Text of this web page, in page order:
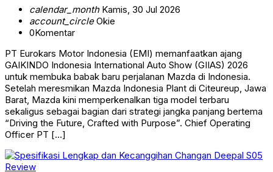
calendar_monthKamis, 30 Jul 2026
account_circleOkie
0Komentar
PT Eurokars Motor Indonesia (EMI) memanfaatkan ajang
GAIKINDO Indonesia International Auto Show (GIIAS) 2026
untuk membuka babak baru perjalanan Mazda di Indonesia.
Setelah meresmikan Mazda Indonesia Plant di Citeureup, Jawa
Barat, Mazda kini memperkenalkan tiga model terbaru
sekaligus sebagai bagian dari strategi jangka panjang bertema
“Driving the Future, Crafted with Purpose”. Chief Operating
Officer PT […]
Review